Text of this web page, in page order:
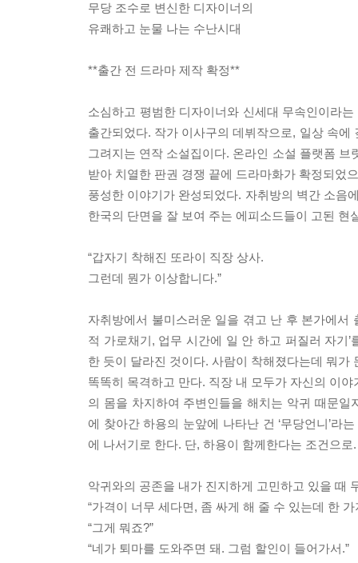
무당 조수로 변신한 디자이너의
유쾌하고 눈물 나는 수난시대
**출간 전 드라마 제작 확정**
소심하고 평범한 디자이너와 신세대 무속인이라
출간되었다. 작가 이사구의 데뷔작으로, 일상 속
그려지는 연작 소설집이다. 온라인 소설 플랫폼
받아 치열한 판권 경쟁 끝에 드라마화가 확정되었
풍성한 이야기가 완성되었다. 자취방의 벽간 소음
한국의 단면을 잘 보여 주는 에피소드들이 고된
“갑자기 착해진 또라이 직장 상사.
그런데 뭔가 이상합니다.”
자취방에서 불미스러운 일을 겪고 난 후 본가에서
적 가로채기, 업무 시간에 일 안 하고 퍼질러 자기
한 듯이 달라진 것이다. 사람이 착해졌다는데 뭐
똑똑히 목격하고 만다. 직장 내 모두가 자신의 이
의 몸을 차지하여 주변인들을 해치는 악귀 때문
에 찾아간 하용의 눈앞에 나타난 건 ‘무당언니’라
에 나서기로 한다. 단, 하용이 함께한다는 조건으로.
악귀와의 공존을 내가 진지하게 고민하고 있을 때
“가격이 너무 세다면, 좀 싸게 해 줄 수 있는데 한 가
“그게 뭐죠?”
“네가 퇴마를 도와주면 돼. 그럼 할인이 들어가서.”